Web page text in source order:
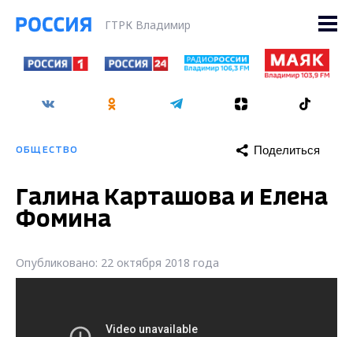
ГТРК Владимир
ОБЩЕСТВО Поделиться
Галина Карташова и Елена
Фомина
Опубликовано: 22 октября 2018 года